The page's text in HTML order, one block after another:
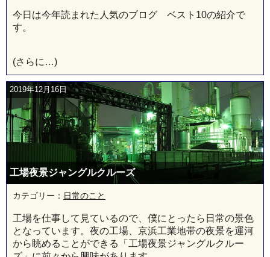
今日は今年読まれた人気のブログ ベスト10の紹介で
す。
(さらに…)
2019年12月16日
工場夜景ジャングルクルーズ
カテゴリー： 日常のこと
工場を仕事して見ているので、僕にとったら日常の景色
となっています。夜の工場、京浜工業地帯の夜景を運河
から眺めることができる「工場夜景ジャングルクルー